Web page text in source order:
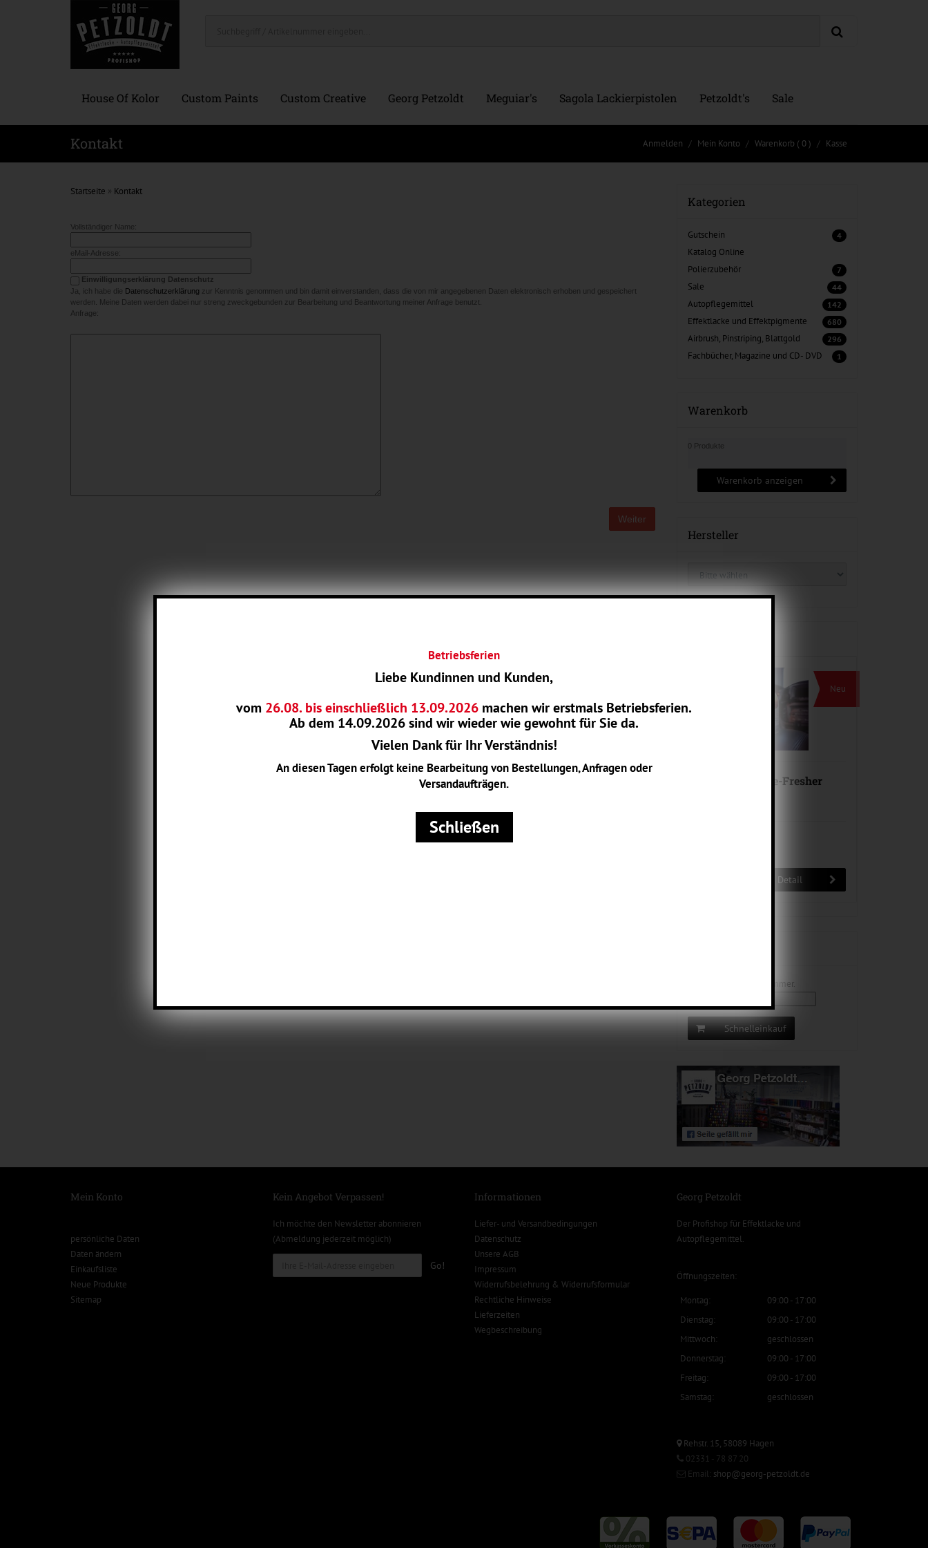
House Of Kolor Custom Paints Custom Creative Georg Petzoldt Meguiar's Sagola Lackierpistolen Petzoldt's Sale
Kontakt Anmelden Mein Konto Warenkorb ( 0 ) Kasse
Startseite » Kontakt
Vollständiger Name:
eMail-Adresse:
Einwilligungserklärung Datenschutz
Ja, ich habe die Datenschutzerklärung zur Kenntnis genommen und bin damit einverstanden, dass die von mir angegebenen Daten elektronisch erhoben und gespeichert
werden. Meine Daten werden dabei nur streng zweckgebunden zur Bearbeitung und Beantwortung meiner Anfrage benutzt.
Anfrage:
Weiter
Kategorien
Gutschein 4
Katalog Online
Polierzubehör
7
Sale 44
Autopflegemittel 142
Effektlacke und Effektpigmente 680
Airbrush, Pinstriping, Blattgold 296
Fachbücher, Magazine und CD- DVD 1
Warenkorb
0 Produkte
Warenkorb anzeigen
Hersteller
Neu
Whole Car Air Re-Fresher
Detail
Eingabe der Bestellnummer.
Schnelleinkauf
Mein Konto
persönliche Daten
Daten ändern
Einkaufsliste
Neue Produkte
Sitemap
Kein Angebot Verpassen!
Ich möchte den Newsletter abonnieren
(Abmeldung jederzeit möglich)
Go!
Informationen
Liefer- und Versandbedingungen
Datenschutz
Unsere AGB
Impressum
Widerrufsbelehrung & Widerrufsformular
Rechtliche Hinweise
Lieferzeiten
Wegbeschreibung
Georg Petzoldt
Der Profishop für Effektlacke und
Autopflegemittel.
Öffnungszeiten:
Montag:
09:00 - 17:00
Dienstag:
09:00 - 17:00
Mittwoch:
geschlossen
Donnerstag:
09:00 - 17:00
Freitag:
09:00 - 17:00
Samstag:
geschlossen
Rehstr. 15, 58089 Hagen
02331 - 78 87 20
Email: shop@georg-petzoldt.de
Betriebsferien
Liebe Kundinnen und Kunden,
vom 26.08. bis einschließlich 13.09.2026 machen wir erstmals Betriebsferien.
Ab dem 14.09.2026sind wir wieder wie gewohnt für Sie da.
Vielen Dank für Ihr Verständnis!
An diesen Tagen erfolgt keine Bearbeitung von Bestellungen, Anfragen oder
Versandaufträgen.
Schließen